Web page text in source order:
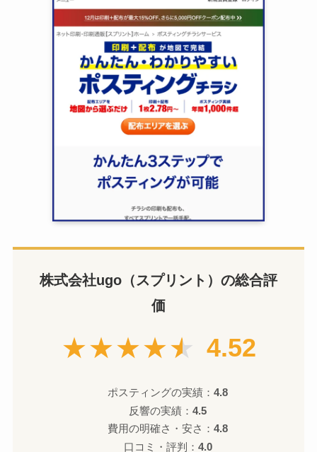
株式会社ugo（スプリント）の総合評
価
★★★★★ 4.52
ポスティングの実績：4.8
反響の実績：4.5
費用の明確さ・安さ：4.8
口コミ・評判： 4.0